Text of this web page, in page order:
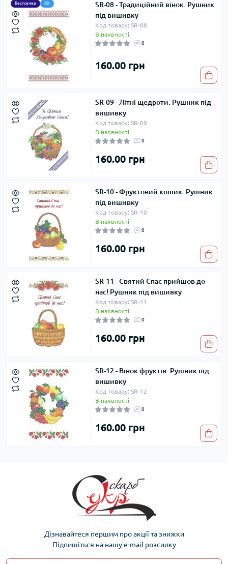
Бестселер Хіт
SR-08 - Традиційний вінок. Рушник
під вишивку
Код товару: SR-08
В наявності
0
160.00 грн
SR-09 - Літні щедроти. Рушник під
вишивку
Код товару: SR-09
В наявності
0
160.00 грн
SR-10 - Фруктовий кошик. Рушник
під вишивку
Код товару: SR-10
В наявності
0
160.00 грн
SR-11 - Святий Спас прийшов до
нас! Рушник під вишивку
Код товару: SR-11
В наявності
0
160.00 грн
SR-12 - Вінок фруктів. Рушник під
вишивку
Код товару: SR-12
В наявності
0
160.00 грн
Дізнавайтеся першим про акції та знижки
Підпишіться на нашу e-mail розсилку